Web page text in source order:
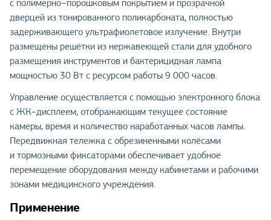
с полимерно−порошковым покрытием и прозрачной
дверцей из тонированного поликарбоната, полностью
задерживающего ультрафиолетовое излучение. Внутри
размещены решётки из нержавеющей стали для удобного
размещения инструментов и бактерицидная лампа
мощностью 30 Вт с ресурсом работы 9 000 часов.
Управление осуществляется с помощью электронного блока
с ЖК−дисплеем, отображающим текущее состояние
камеры, время и количество наработанных часов лампы.
Передвижная тележка с обрезиненными колёсами
и тормозными фиксаторами обеспечивает удобное
перемещение оборудования между кабинетами и рабочими
зонами медицинского учреждения.
Применение